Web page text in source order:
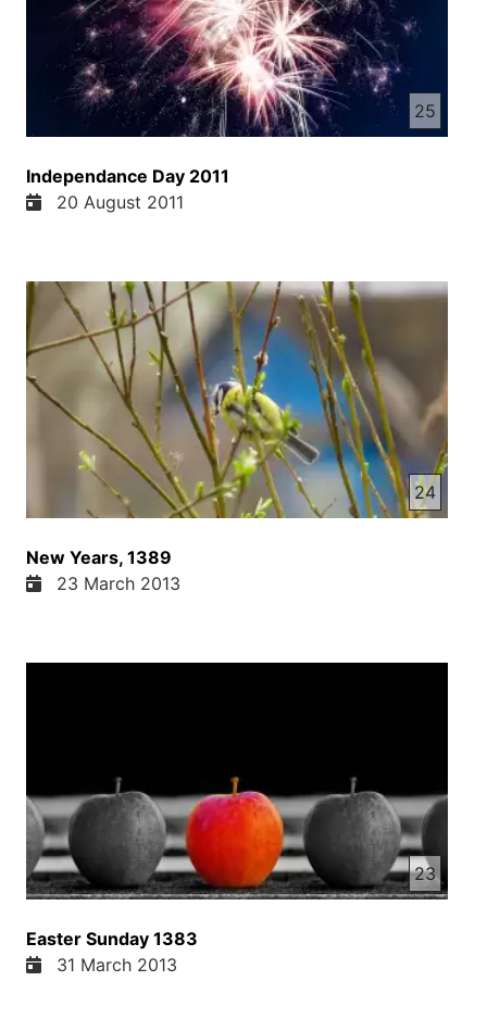
25
Independance Day 2011
20 August 2011
24
New Years, 1389
23 March 2013
23
Easter Sunday 1383
31 March 2013